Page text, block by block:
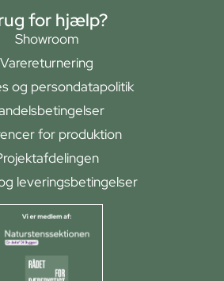
for hjælp?
Showroom
Varereturnering
og persondatapolitik
for produktion
leveringsbetingelser